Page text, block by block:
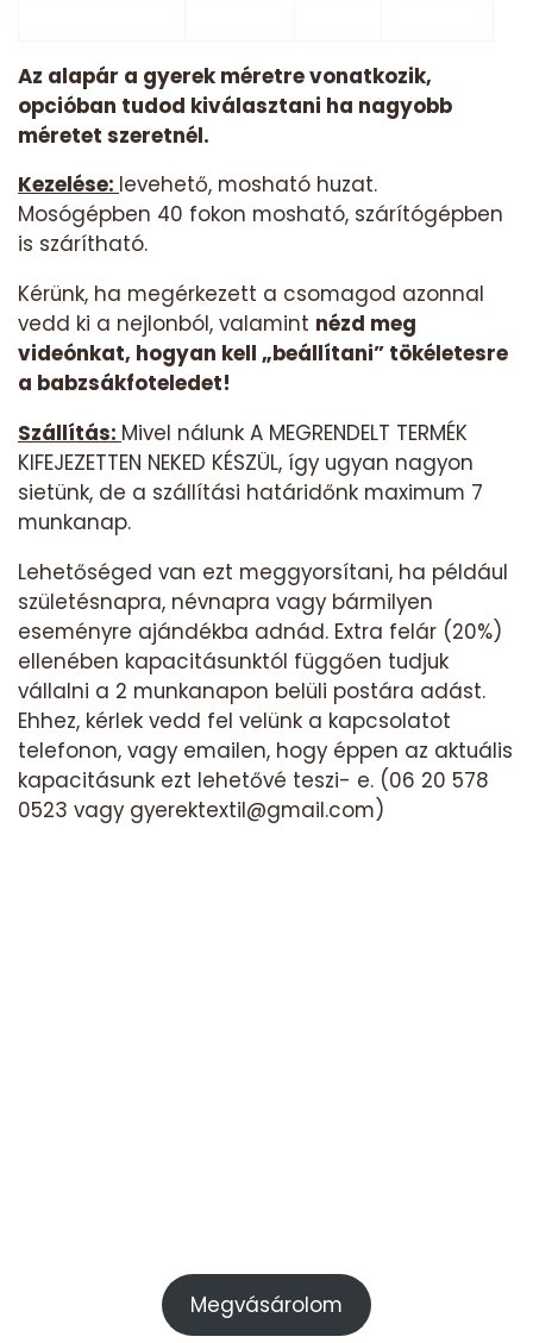
Az alapár a gyerek méretre vonatkozik,
opcióban tudod kiválasztani ha nagyobb
méretet szeretnél.
Kezelése: levehető, mosható huzat.
Mosógépben 40 fokon mosható, szárítógépben
is szárítható.
Kérünk, ha megérkezett a csomagod azonnal
vedd ki a nejlonból, valamint nézd meg
videónkat, hogyan kell „beállítani” tökéletesre
a babzsákfoteledet!
Szállítás: Mivel nálunk A MEGRENDELT TERMÉK
KIFEJEZETTEN NEKED KÉSZÜL, így ugyan nagyon
sietünk, de a szállítási határidőnk maximum 7
munkanap.
Lehetőséged van ezt meggyorsítani, ha például
születésnapra, névnapra vagy bármilyen
eseményre ajándékba adnád. Extra felár (20%)
ellenében kapacitásunktól függően tudjuk
vállalni a 2 munkanapon belüli postára adást.
Ehhez, kérlek vedd fel velünk a kapcsolatot
telefonon, vagy emailen, hogy éppen az aktuális
kapacitásunk ezt lehetővé teszi- e. (06 20 578
0523 vagy gyerektextil@gmail.com)
Megvásárolom